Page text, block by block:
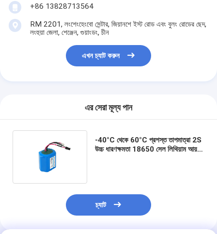
+86 13828713564
RM 2201, লংশেংহেংবো সেন্টার, জিয়ানশে ইস্ট রোড এবং বুলং রোডের ছেদ,
লংহুয়া জেলা, শেঞ্জেন, গুয়াংডং, চীন
এখন চ্যাট করুন
এর সেরা মূল্য পান
-40°C থেকে 60°C প্রশস্ত তাপমাত্রা 2S
উচ্চ ধারণক্ষমতা 18650 সেল লিথিয়াম আয়ন
চ্যাট